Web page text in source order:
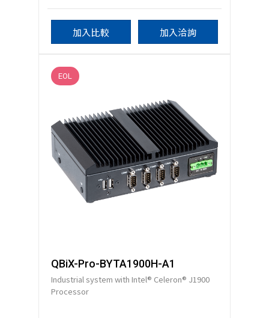
加入比較 加入洽詢
EOL
QBiX-Pro-BYTA1900H-A1
Industrial system with Intel® Celeron® J1900
Processor